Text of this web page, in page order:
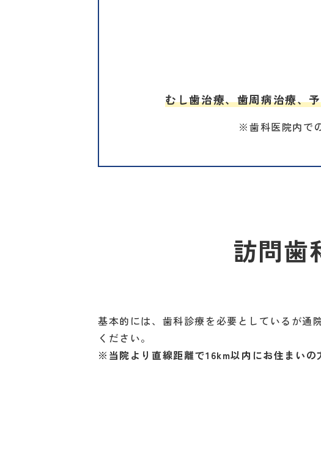
むし歯治療、歯周病治療、
※歯科医院内で
訪問歯
基本的には、歯科診療を必要としているが通
ください。
※当院より直線距離で16km以内にお住まいの